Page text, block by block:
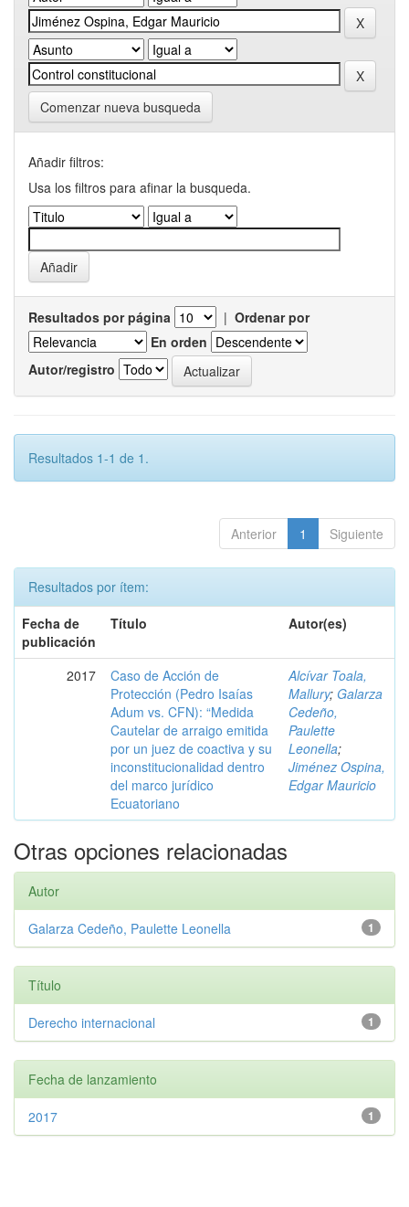
Comenzar nueva busqueda
Añadir filtros:
Usa los filtros para afinar la busqueda.
Resultados por página | Ordenar por
En orden
Autor/registro
Resultados 1-1 de 1.
Anterior 1 Siguiente
Resultados por ítem:
Fecha de
publicación
Título Autor(es)
2017
Caso de Acción de
Protección (Pedro Isaías
Adum vs. CFN): “Medida
Cautelar de arraigo emitida
por un juez de coactiva y su
inconstitucionalidad dentro
del marco jurídico
Ecuatoriano
Alcívar Toala,
Mallury; Galarza
Cedeño,
Paulette
Leonella;
Jiménez Ospina,
Edgar Mauricio
Otras opciones relacionadas
Autor
1
Galarza Cedeño, Paulette Leonella
Título
1
Derecho internacional
Fecha de lanzamiento
1
2017